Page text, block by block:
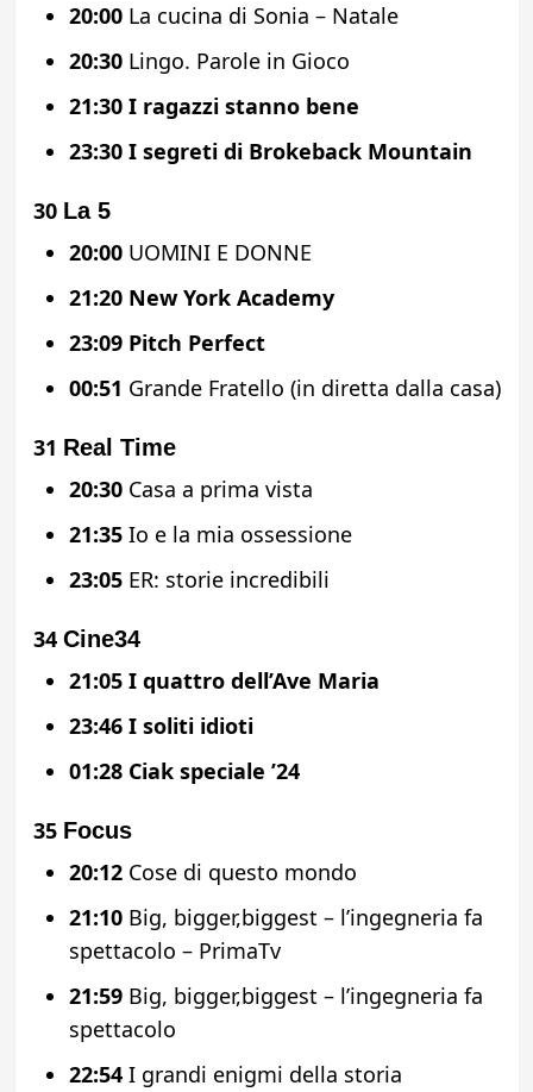
20:00La cucina di Sonia – Natale
20:30Lingo. Parole in Gioco
21:30 I ragazzi stanno bene
23:30 I segreti di Brokeback Mountain
30 La 5
20:00UOMINI E DONNE
21:20 New York Academy
23:09 Pitch Perfect
00:51 Grande Fratello (in diretta dalla casa)
31 Real Time
20:30Casa a prima vista
21:35Io e la mia ossessione
23:05ER: storie incredibili
34 Cine34
21:05 I quattro dell’Ave Maria
23:46 I soliti idioti
01:28 Ciak speciale ’24
35 Focus
20:12Cose di questo mondo
21:10Big, bigger,biggest – l’ingegneria fa
spettacolo – PrimaTv
21:59Big, bigger,biggest – l’ingegneria fa
spettacolo
22:54I grandi enigmi della storia